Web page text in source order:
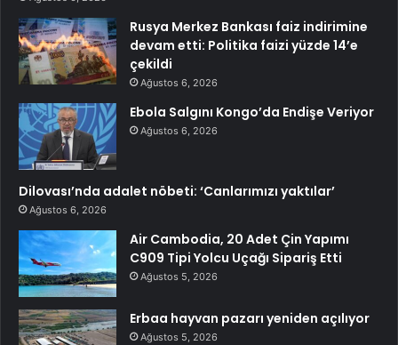
Rusya Merkez Bankası faiz indirimine
devam etti: Politika faizi yüzde 14’e
çekildi
Ağustos 6, 2026
Ebola Salgını Kongo’da Endişe Veriyor
Ağustos 6, 2026
Dilovası’nda adalet nöbeti: ‘Canlarımızı yaktılar’
Ağustos 6, 2026
Air Cambodia, 20 Adet Çin Yapımı
C909 Tipi Yolcu Uçağı Sipariş Etti
Ağustos 5, 2026
Erbaa hayvan pazarı yeniden açılıyor
Ağustos 5, 2026